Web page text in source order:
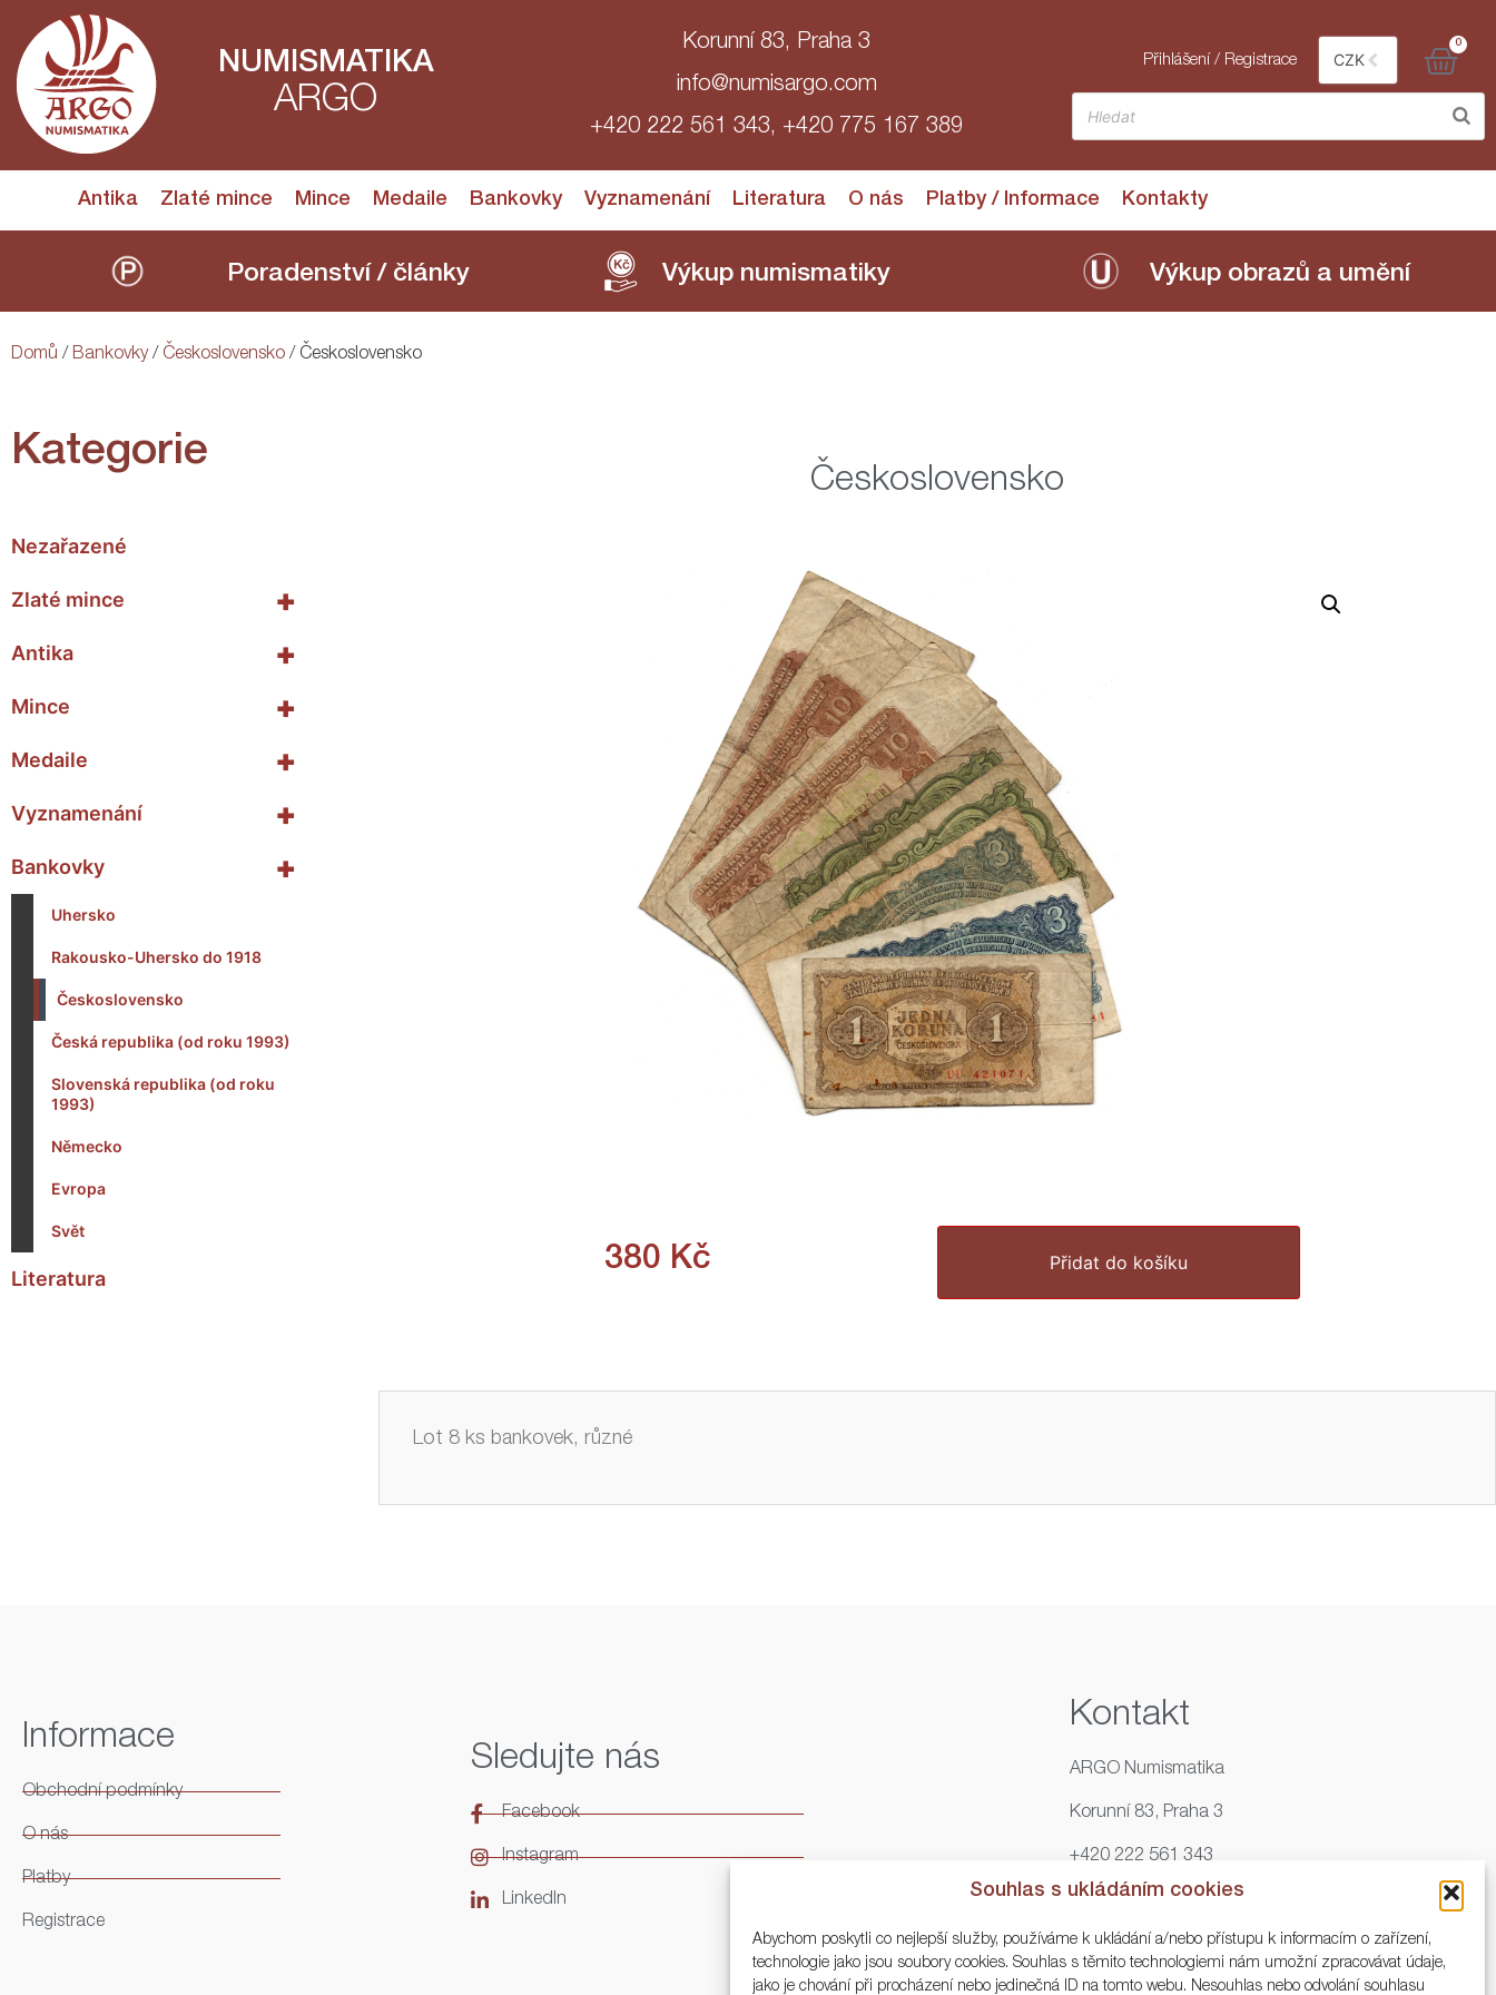
Souhlas s ukládáním cookies
Abychom poskytli co nejlepší služby, používáme k ukládání a/nebo přístupu k informacím o zařízení,
technologie jako jsou soubory cookies. Souhlas s těmito technologiemi nám umožní zpracovávat údaje,
jako je chování při procházení nebo jedinečná ID na tomto webu. Nesouhlas nebo odvolání souhlasu
NUMISMATIKA
ARGO
Korunní 83, Praha 3
info@numisargo.com
+420 222 561 343, +420 775 167 389
Přihlášení / Registrace CZK
0
Antika Zlaté mince Mince Medaile Bankovky Vyznamenání Literatura O nás Platby / Informace Kontakty
Poradenství / články Výkup numismatiky Výkup obrazů a umění
Domů / Bankovky/ Československo / Československo
Kategorie
Nezařazené
+
Zlaté mince
+
Antika
+
Mince
+
Medaile
+
Vyznamenání
+
Bankovky
Uhersko
Rakousko-Uhersko do 1918
Československo
Česká republika (od roku 1993)
Slovenská republika (od roku
1993)
Německo
Evropa
Svět
Literatura
Československo
380 Kč Přidat do košíku
Lot 8 ks bankovek, různé
Informace
Obchodní podmínky
O nás
Platby
Registrace
Sledujte nás
Facebook
Instagram
LinkedIn
Kontakt
ARGO Numismatika
Korunní 83, Praha 3
+420 222 561 343
+420 773 025 117
info@numisargo.com